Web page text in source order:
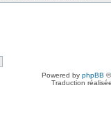
Powered by phpBB
Traduction